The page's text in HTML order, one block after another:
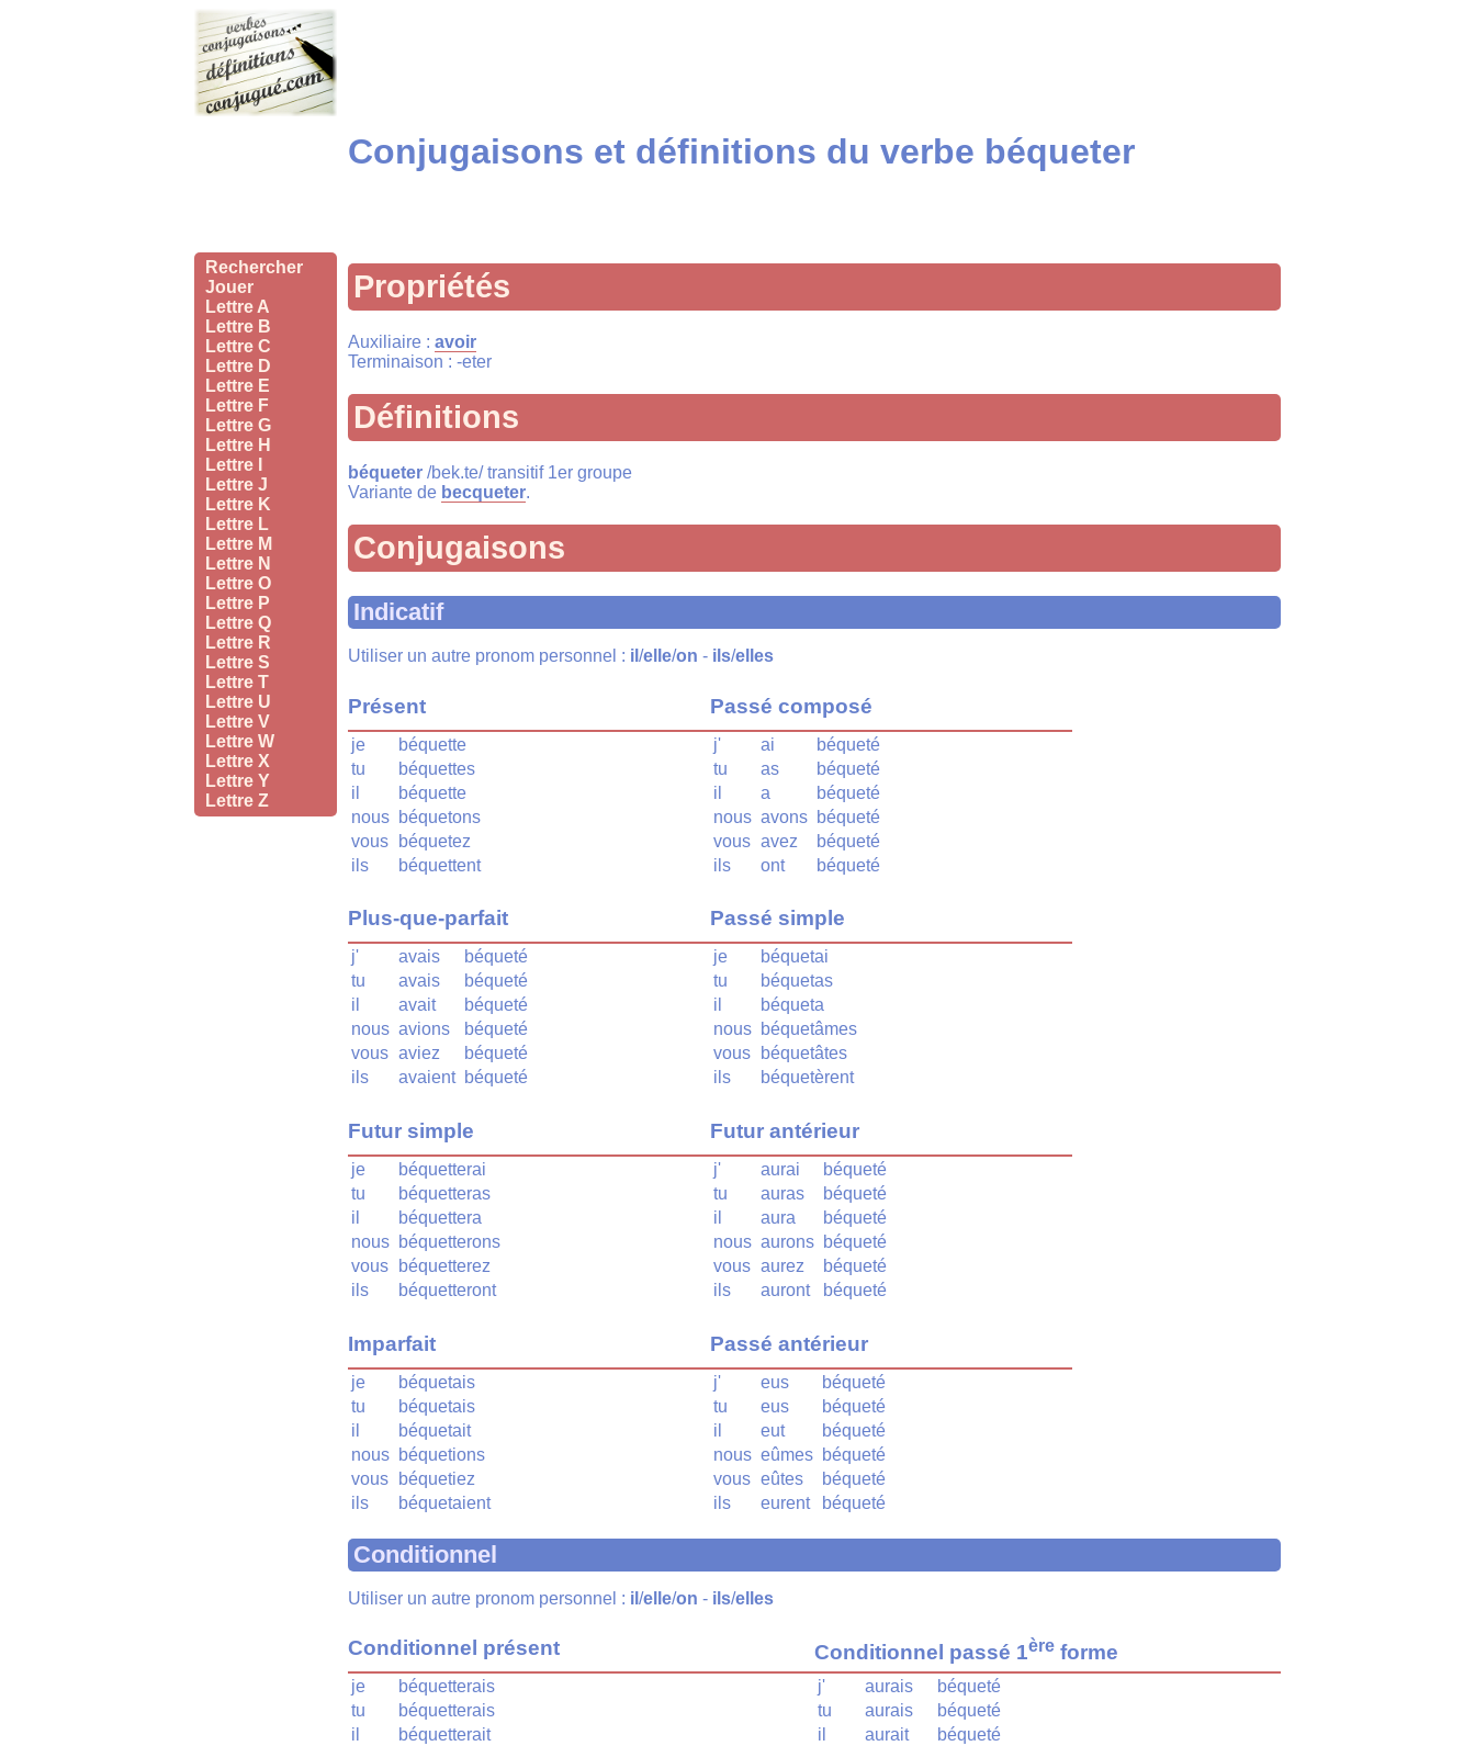
Rechercher
Jouer
Lettre A
Lettre B
Lettre C
Lettre D
Lettre E
Lettre F
Lettre G
Lettre H
Lettre I
Lettre J
Lettre K
Lettre L
Lettre M
Lettre N
Lettre O
Lettre P
Lettre Q
Lettre R
Lettre S
Lettre T
Lettre U
Lettre V
Lettre W
Lettre X
Lettre Y
Lettre Z
Conjugaisons et définitions du verbe béqueter
Propriétés
Auxiliaire : avoir
Terminaison : -eter
Définitions
béqueter /bek.te/ transitif 1er groupe
Variante de becqueter.
Conjugaisons
Indicatif
Utiliser un autre pronom personnel : il /elle/on - ils/elles
Présent
je
béquette
tu
béquettes
il
béquette
nous béquetons
vous
béquetez
ils
béquettent
Plus-que-parfait
j' avais
béqueté
tu
avais
béqueté
il
avait
béqueté
nous avions
béqueté
vous aviez
béqueté
ils
avaient béqueté
Futur simple
je
béquetterai
tu
béquetteras
il
béquettera
nous béquetterons
vous
béquetterez
ils
béquetteront
Imparfait
je
béquetais
tu
béquetais
il
béquetait
nous béquetions
vous
béquetiez
ils
béquetaient
Passé composé
j' ai
béqueté
tu
as
béqueté
il
a
béqueté
nous avons béqueté
vous avez
béqueté
ils
ont béqueté
Passé simple
je
béquetai
tu
béquetas
il
béqueta
nous béquetâmes
vous
béquetâtes
ils
béquetèrent
Futur antérieur
j' aurai
béqueté
tu
auras
béqueté
il
aura
béqueté
nous aurons béqueté
vous aurez
béqueté
ils
auront béqueté
Passé antérieur
j' eus
béqueté
tu
eus
béqueté
il
eut
béqueté
nous eûmes béqueté
vous eûtes
béqueté
ils
eurent béqueté
Conditionnel
Utiliser un autre pronom personnel : il /elle/on - ils/elles
Conditionnel présent
je
béquetterais
tu
béquetterais
il
béquetterait
Conditionnel passé 1ère forme
j' aurais
béqueté
tu
aurais
béqueté
il
aurait
béqueté